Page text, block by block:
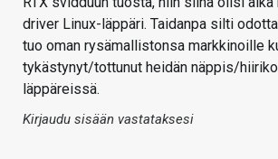
driver Linux-läppäri. Taidanpa silti
tuo oman rysämallistonsa markkinoille
tykästynyt/tottunut heidän näppis/
läppäreissä.
Kirjaudu sisään vastataksesi